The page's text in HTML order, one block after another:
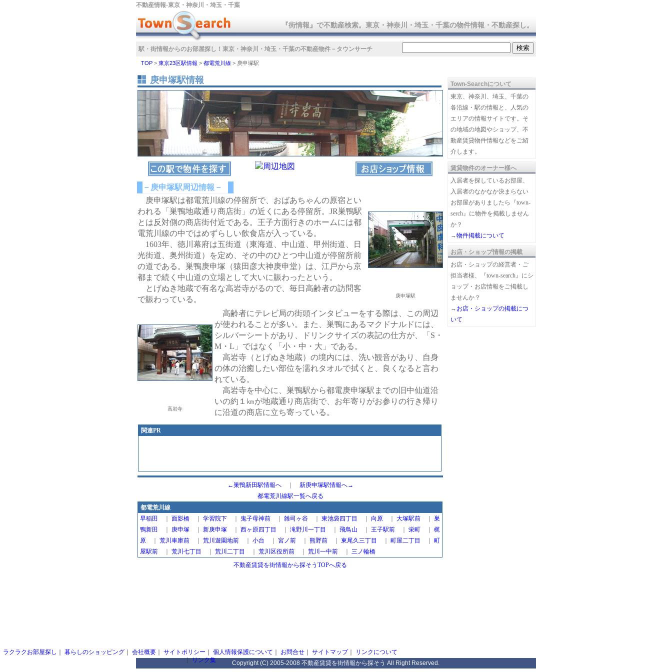
不動産情報‐東京・神奈川・埼玉・千葉
『街情報』で不動産検索。東京・神奈川・埼玉・千葉の物件情報・不動産探し。
駅・街情報からのお部屋探し！ 東京・神奈川・埼玉・千葉の不動産物件 －タウンサーチ
TOP > 東京23区駅情報 > 都電荒川線 > 庚申塚駅
庚申塚駅情報
－庚申塚駅周辺情報－
庚申塚駅は都電荒川線の停留所で、おばあちゃんの原宿とい
われる「巣鴨地蔵通り商店街」の近くにある停留所。JR巣鴨駅
とは反対側の商店街付近である。王子方面行きのホームには都
電荒川線の中ではめずらしい飲食店が入っている。
1603年、徳川幕府は五街道（東海道、中山道、甲州街道、日
光街道、奥州街道）を定め、その中のひとつ中山道が停留所前
の道である。巣鴨庚申塚（猿田彦大神庚申堂）は、江戸から京
都まで続く中山道の立場として大いに賑わったという。
とげぬき地蔵で有名な高岩寺がるので、毎日高齢者の訪問客
で賑わっている。
庚申塚駅
高齢者にテレビ局の街頭インタビューをする際は、この周辺
が使われることが多い。また、巣鴨にあるマクドナルドには、
シルバーシートがあり、ドリンクサイズの表記の仕方が、「S・
M・L」ではなく「小・中・大」である。
高岩寺（とげぬき地蔵）の境内には、洗い観音があり、自身
の体の治癒したい部位を濡れタオルで拭くと、良くなると言わ
れている。
高岩寺を中心に、巣鴨駅から都電庚申塚駅までの旧中仙道沿
いの約１㎞が地蔵通り商店街で、お年寄りがお参りの行き帰り
に沿道の商店に立ち寄っている。
高岩寺
関連PR
←巣鴨新田駅情報へ｜ 新庚申塚駅情報へ→
都電荒川線駅一覧へ戻る
都電荒川線
早稲田
面影橋 学習院下 鬼子母神前 雑司ヶ谷 東池袋四丁目 向原 大塚駅前
巣
鴨新田
庚申塚 新庚申塚 西ヶ原四丁目 滝野川一丁目 飛鳥山 王子駅前 栄町
梶
原
荒川車庫前 荒川遊園地前 小台 宮ノ前 熊野前 東尾久三丁目 町屋二丁目
町
屋駅前
荒川七丁目 荒川二丁目 荒川区役所前 荒川一中前
三ノ輪橋
不動産賃貸を街情報から探そうTOPへ戻る
Town-Searchについて
東京、神奈川、埼玉、千葉の
各沿線・駅の情報と、人気の
エリアの情報サイトです。そ
の地域の地図やショップ、不
動産賃貸物件情報などをご紹
介します。
賃貸物件のオーナー様へ
入居者を探しているお部屋、
入居者のなかなか決まらない
お部屋がありましたら『town-
serch』に物件を掲載しません
か？
→物件掲載について
お店・ショップ情報の掲載
お店・ショップの経営者・ご
担当者様、『town-search』にシ
ョップ・お店情報をご掲載し
ませんか？
→ お店・ショップの掲載につ
いて
ラクラクお部屋探し 暮らしのショッピング｜ 会社概要｜ サイトポリシー 個人情報保護について お問合せ｜ サイトマップ｜
リンクについて
｜リンク集 Copyright (C) 2005-2008 不動産賃貸を街情報から探そう All Right Reserved.